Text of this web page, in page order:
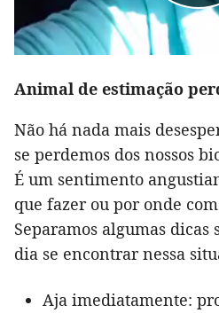
Animal de estimação
Não há nada mais
se perdemos dos nossos
É um sentimento
que fazer ou por onde
Separamos algumas dicas
dia se encontrar nessa
Aja imediatamente: